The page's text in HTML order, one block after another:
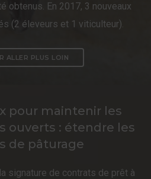
obtenus. En 2017, 3 nouveaux
(2 éleveurs et 1 viticulteur).
ALLER PLUS LOIN
pour maintenir les
ouverts : étendre les
de pâturage
signature de contrats de prêt à